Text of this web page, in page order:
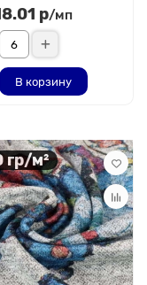
р/мп
В корзину
гр/м²